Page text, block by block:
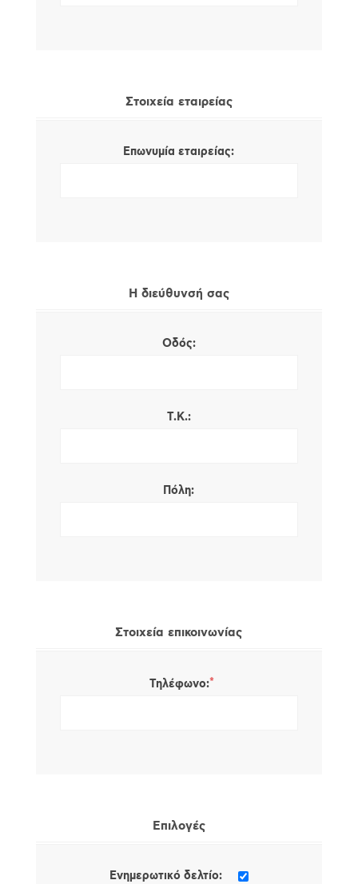
Στοιχεία εταιρείας
Επωνυμία εταιρείας:
Η διεύθυνσή σας
Οδός:
Τ.Κ.:
Πόλη:
Στοιχεία επικοινωνίας
Τηλέφωνο:*
Επιλογές
Ενημερωτικό δελτίο: